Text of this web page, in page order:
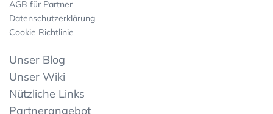
AGB für Partner
Datenschutzerklärung
Cookie Richtlinie
Unser Blog
Unser Wiki
Nützliche Links
Partnerangebot